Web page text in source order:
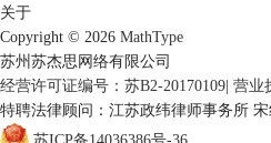
3.在弹出的“插入符号”对话框中，选择“
号面板中将滚动条拉到底，点击反弧符
圆括号的下半部分。
关于
Copyright © 2026 MathType
苏州苏杰思网络有限公司
经营许可证编号：苏B2-20170109 营业
特聘法律顾问：江苏政纬律师事务所 宋